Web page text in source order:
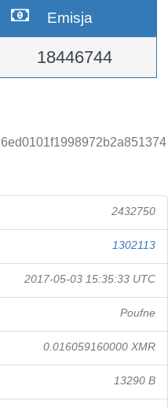
Emisja
18446744
2432750
1302113
2017-05-03 15:35:33 UTC
Poufne
0.016059160000 XMR
13290 B